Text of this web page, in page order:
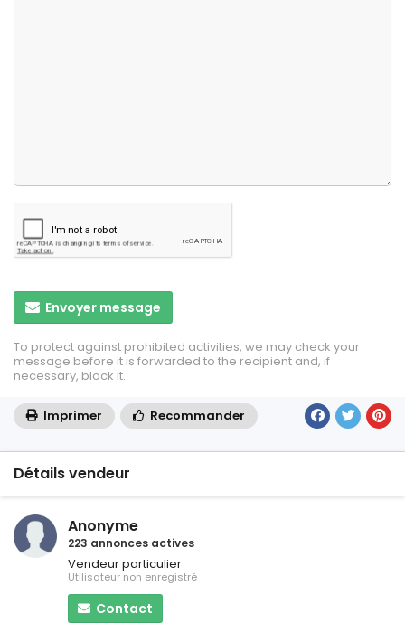
Envoyer message
To protect against prohibited activities, we may check your
message before it is forwarded to the recipient and, if
necessary, block it.
Imprimer Recommander
Détails vendeur
Anonyme
223 annonces actives
Vendeur particulier
Utilisateur non enregistré
Contact